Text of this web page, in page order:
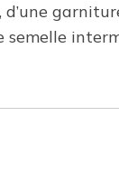
semelle